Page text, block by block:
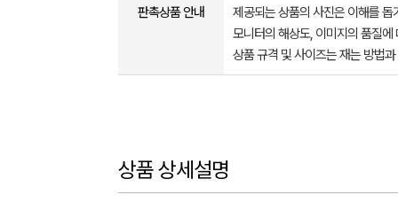
판촉상품 안내
제공되는 상품의 사진은 이해를
모니터의 해상도, 이미지의 품질
상품 규격 및 사이즈는 재는 방법
상품 상세설명